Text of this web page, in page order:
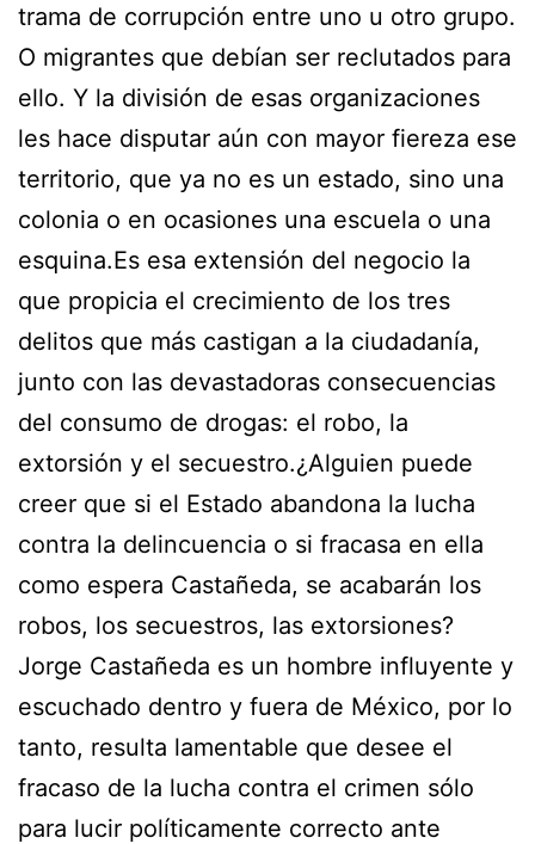
trama de corrupción entre uno u otro grupo.
O migrantes que debían ser reclutados para
ello. Y la división de esas organizaciones
les hace disputar aún con mayor fiereza ese
territorio, que ya no es un estado, sino una
colonia o en ocasiones una escuela o una
esquina.Es esa extensión del negocio la
que propicia el crecimiento de los tres
delitos que más castigan a la ciudadanía,
junto con las devastadoras consecuencias
del consumo de drogas: el robo, la
extorsión y el secuestro.¿Alguien puede
creer que si el Estado abandona la lucha
contra la delincuencia o si fracasa en ella
como espera Castañeda, se acabarán los
robos, los secuestros, las extorsiones?
Jorge Castañeda es un hombre influyente y
escuchado dentro y fuera de México, por lo
tanto, resulta lamentable que desee el
fracaso de la lucha contra el crimen sólo
para lucir políticamente correcto ante